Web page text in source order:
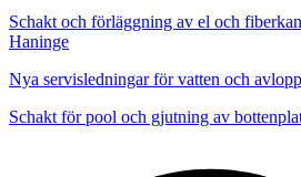
Schakt och förläggning av el och
Haninge
Nya servisledningar för vatten och
Schakt för pool och gjutning av